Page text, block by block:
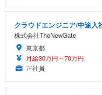
クラウドエンジニア/中途入
株式会社TheNewGate
東京都
月給30万円～70万円
正社員